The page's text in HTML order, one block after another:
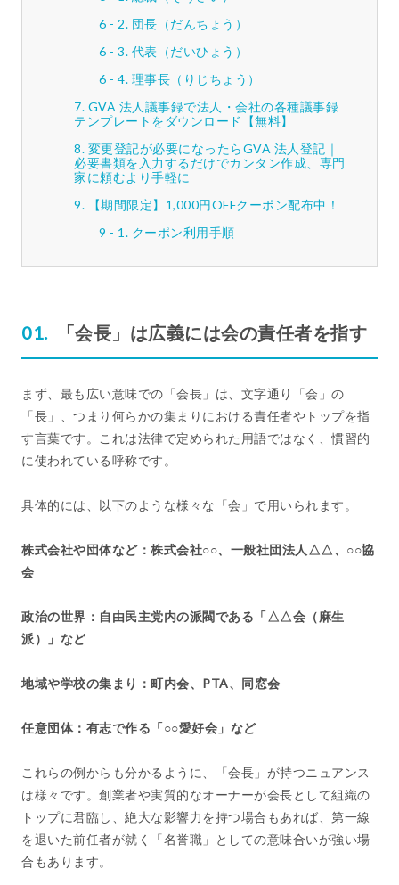
団長（だんちょう）
代表（だいひょう）
理事長（りじちょう）
GVA 法人議事録で法人・会社の各種議事録
テンプレートをダウンロード【無料】
変更登記が必要になったらGVA 法人登記｜
必要書類を入力するだけでカンタン作成、専門
家に頼むより手軽に
【期間限定】1,000円OFFクーポン配布中！
クーポン利用手順
「会長」は広義には会の責任者を指す
まず、最も広い意味での「会長」は、文字通り「会」の
「長」、つまり何らかの集まりにおける責任者やトップを指
す言葉です。これは法律で定められた用語ではなく、慣習的
に使われている呼称です。
具体的には、以下のような様々な「会」で用いられます。
株式会社や団体など：株式会社○○、一般社団法人△△、○○協
会
政治の世界：自由民主党内の派閥である「△△会（麻生
派）」など
地域や学校の集まり：町内会、PTA、同窓会
任意団体：有志で作る「○○愛好会」など
これらの例からも分かるように、「会長」が持つニュアンス
は様々です。創業者や実質的なオーナーが会長として組織の
トップに君臨し、絶大な影響力を持つ場合もあれば、第一線
を退いた前任者が就く「名誉職」としての意味合いが強い場
合もあります。